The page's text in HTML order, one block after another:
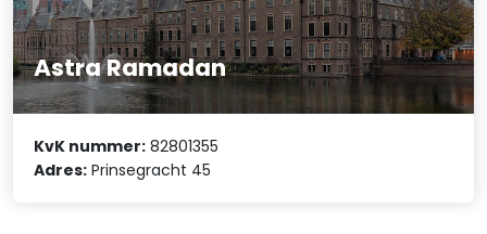
Astra Ramadan
KvK nummer: 82801355
Adres: Prinsegracht 45